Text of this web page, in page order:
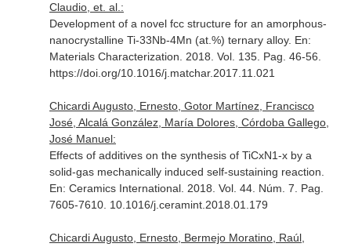
Claudio, et. al.:
Development of a novel fcc structure for an amorphous-
nanocrystalline Ti-33Nb-4Mn (at.%) ternary alloy. En:
Materials Characterization . 2018. Vol. 135. Pag. 46-56.
https://doi.org/10.1016/j.matchar.2017.11.021
Chicardi Augusto, Ernesto, Gotor Martínez, Francisco
José, Alcalá González, María Dolores, Córdoba Gallego,
José Manuel:
Effects of additives on the synthesis of TiCxN1-x by a
solid-gas mechanically induced self-sustaining reaction.
En: Ceramics International. 2018. Vol. 44. Núm. 7. Pag.
7605-7610. 10.1016/j.ceramint.2018.01.179
Chicardi Augusto, Ernesto, Bermejo Moratino, Raúl,